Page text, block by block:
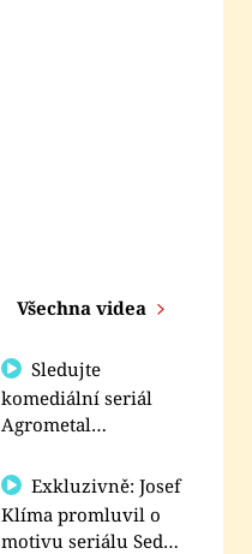
Všechna videa
Sledujte
komediální seriál
Agrometal
prima+
Exkluzivně: Josef
Klíma promluvil o
motivu seriálu Sedm